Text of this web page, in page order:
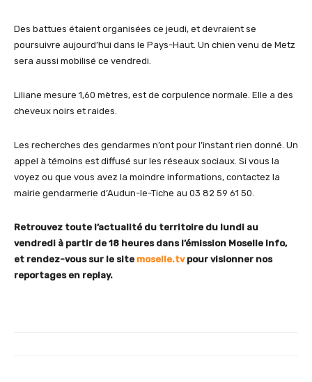
Des battues étaient organisées ce jeudi, et devraient se
poursuivre aujourd’hui dans le Pays-Haut. Un chien venu de Metz
sera aussi mobilisé ce vendredi.
Liliane mesure 1,60 mètres, est de corpulence normale. Elle a des
cheveux noirs et raides.
Les recherches des gendarmes n’ont pour l’instant rien donné. Un
appel à témoins est diffusé sur les réseaux sociaux. Si vous la
voyez ou que vous avez la moindre informations, contactez la
mairie gendarmerie d’Audun-le-Tiche au 03 82 59 61 50.
Retrouvez toute l’actualité du territoire du lundi au
vendredi à partir de 18 heures dans l’émission Moselle Info,
et rendez-vous sur le site moselle.tv pour visionner nos
reportages en replay.